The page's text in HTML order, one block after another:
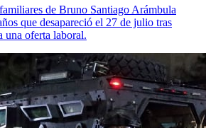
de Bruno Santiago Arámbula
que desapareció el 27 de julio tras
una oferta laboral.